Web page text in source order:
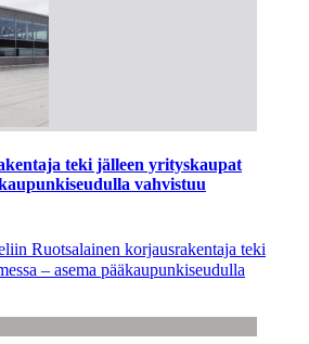
teki jälleen yrityskaupat
vahvistuu
Ruotsalainen korjausrakentaja teki
– asema pääkaupunkiseudulla